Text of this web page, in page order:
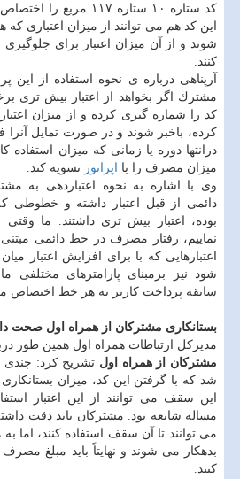
كد ستاره ۱۰ ستاره ۱۱۷
این كد هم می توانند از میزان اعتباری كه
شوند و از آن میزان اعتبار برای
كنند.
آرپناهی درباره ی نحوه استفاده از این
مشترك اگر بخواهد از اعتبار بیش تری
كد را شماره گیری كرده و از میزان
كرده، باخبر شوند و در صورت تمایل آنرا
درانتها دوره یا زمانی كه میزان استفاده
میزان مصرف را با اپراتور تسویه كند.
وی با اشاره به نحوه اعتباردهی به
دائمی از قبل اعتبار داشته و خطوطی
بوده، اعتبار بیش تری داشتند. ما
نماییم، رفتار مصرف در خط دائمی
اعتبارهایی كه با برای افزایش اعتبار
شود نیز برمبنای پارامترهای مختلفی
سابقه پرداخت كاربر به هر خط اختصاص می
بستانكاری مشتركان از همراه اول صحت
مدیركل ارتباطات همراه اول همین طور
مشتركان از همراه اول تشریح كرد: چندی
شد كه با گرفتن این كد، میزان
این سقف می توانند از این اعتبار
مساله شایعه بود. مشتركان باید دقت
می توانند تا آن سقف استفاده كنند، اما
بدهكار می شوند و نهایتاً باید مبلغ
كنند.